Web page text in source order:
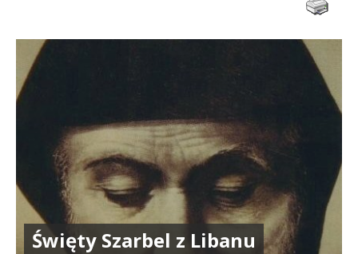
Święty Szarbel z Libanu